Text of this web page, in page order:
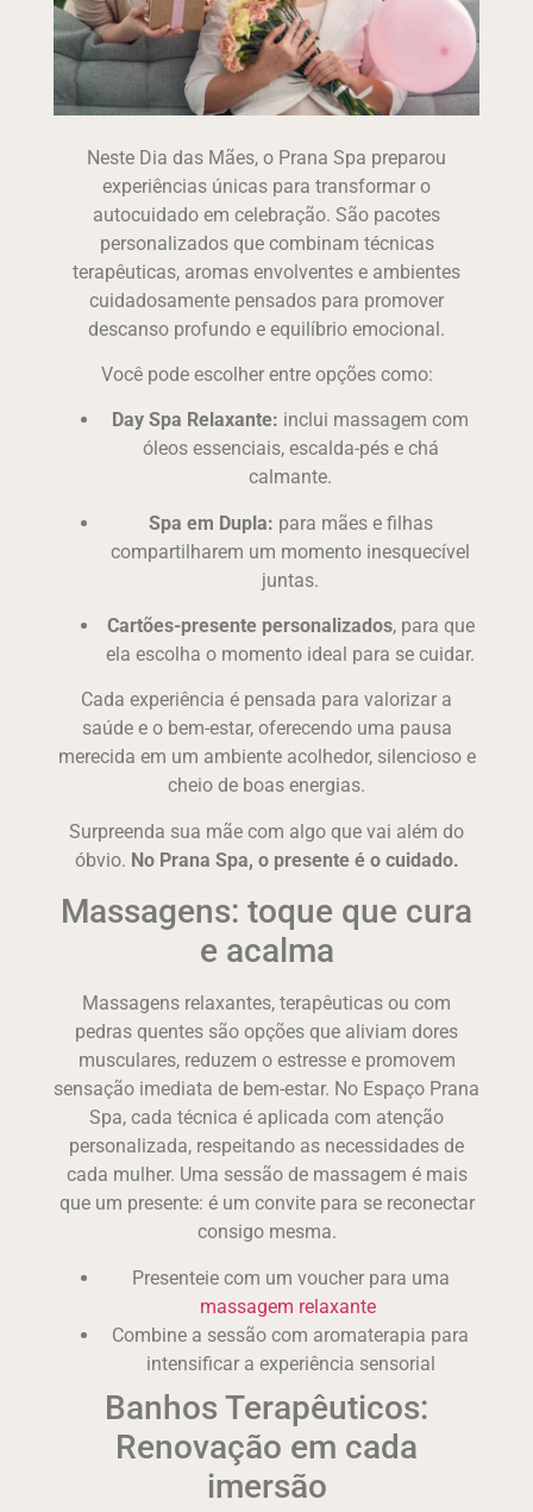
Neste Dia das Mães, o Prana Spa preparou
experiências únicas para transformar o
autocuidado em celebração. São pacotes
personalizados que combinam técnicas
terapêuticas, aromas envolventes e ambientes
cuidadosamente pensados para promover
descanso profundo e equilíbrio emocional.
Você pode escolher entre opções como:
Day Spa Relaxante: inclui massagem com
óleos essenciais, escalda-pés e chá
calmante.
Spa em Dupla: para mães e filhas
compartilharem um momento inesquecível
juntas.
Cartões-presente personalizados, para que
ela escolha o momento ideal para se cuidar.
Cada experiência é pensada para valorizar a
saúde e o bem-estar, oferecendo uma pausa
merecida em um ambiente acolhedor, silencioso e
cheio de boas energias.
Surpreenda sua mãe com algo que vai além do
óbvio. No Prana Spa, o presente é o cuidado.
Massagens: toque que cura
e acalma
Massagens relaxantes, terapêuticas ou com
pedras quentes são opções que aliviam dores
musculares, reduzem o estresse e promovem
sensação imediata de bem-estar. No Espaço Prana
Spa, cada técnica é aplicada com atenção
personalizada, respeitando as necessidades de
cada mulher. Uma sessão de massagem é mais
que um presente: é um convite para se reconectar
consigo mesma.
Presenteie com um voucher para uma
massagem relaxante
Combine a sessão com aromaterapia para
intensificar a experiência sensorial
Banhos Terapêuticos:
Renovação em cada
imersão